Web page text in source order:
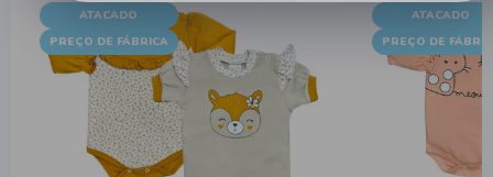
ATACADO
PREÇO DE FÁBRICA
ATACADO
PREÇO DE